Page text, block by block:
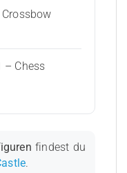
– Chess
findest du
.